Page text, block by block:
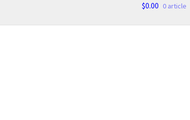
$0.00 0 article